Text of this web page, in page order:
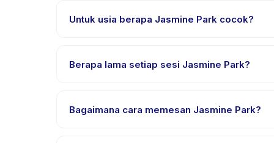
Untuk usia berapa Jasmine Park cocok?
anak mendapat tantangan yang sesuai.
Berapa lama setiap sesi Jasmine Park?
Bagaimana cara memesan Jasmine Park?